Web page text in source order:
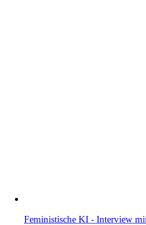
Feministische KI - Interview